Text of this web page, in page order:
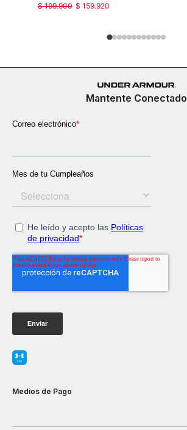
$ 159.920
$ 199.900
Mantente Conectado
Medios de Pago